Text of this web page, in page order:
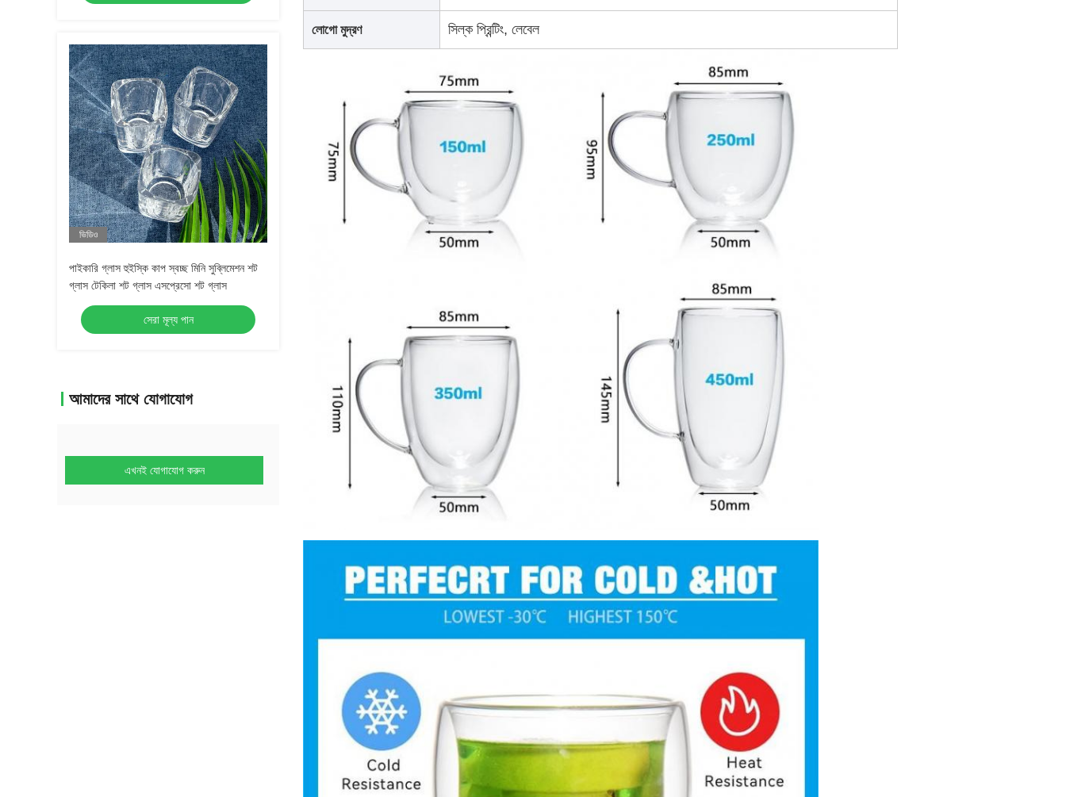
ভিডিও
পাইকারি গ্লাস হুইস্কি কাপ স্বচ্ছ মিনি সুব্লিমেশন শট
গ্লাস টেকিলা শট গ্লাস এসপ্রেসো শট গ্লাস
সেরা মূল্য পান
আমাদের সাথে যোগাযোগ
এখনই যোগাযোগ করুন
লোগো মুদ্রণ সিল্ক প্রিন্টিং, লেবেল